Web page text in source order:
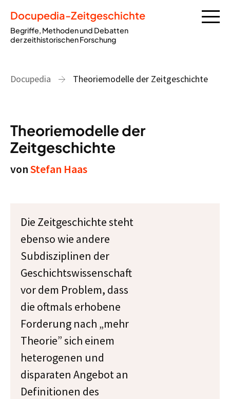
Docupedia-Zeitgeschichte
Begriffe, Methoden und Debatten
der zeithistorischen Forschung
Docupedia Theoriemodelle der Zeitgeschichte
Theoriemodelle der
Zeitgeschichte
vonStefan Haas
Die Zeitgeschichte steht
ebenso wie andere
Subdisziplinen der
Geschichtswissenschaft
vor dem Problem, dass
die oftmals erhobene
Forderung nach „mehr
Theorie” sich einem
heterogenen und
disparaten Angebot an
Definitionen des